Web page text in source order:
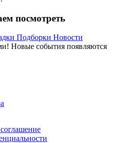
посмотреть
Подборки Новости
Новые события появляются